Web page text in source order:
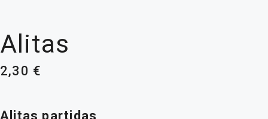
Alitas
2,30 €
Alitas partidas